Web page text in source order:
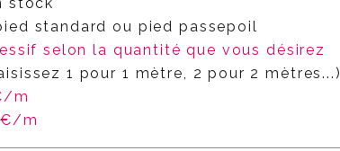
standard ou pied passepoil
selon la quantité que vous désirez
1 pour 1 mètre, 2 pour 2 mètres...)
m
m